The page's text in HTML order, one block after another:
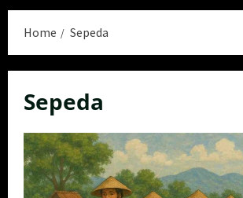
Home Sepeda
Sepeda